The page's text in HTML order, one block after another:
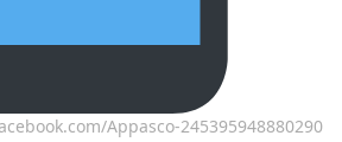
Appasco-245395948880290